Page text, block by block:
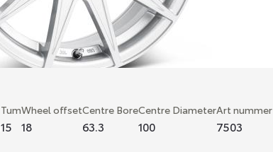
Tum
15
Wheel offset
18
Centre Bore
63.3
Centre Diameter
100
Art nummer
7503